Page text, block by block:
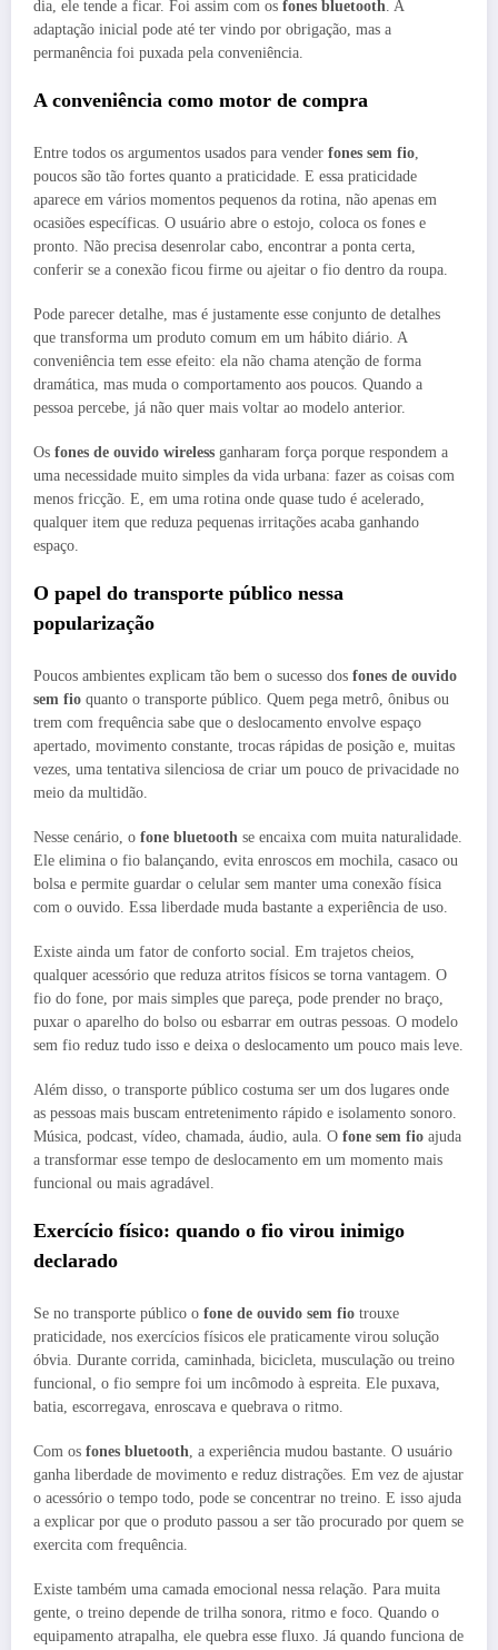
dia, ele tende a ficar. Foi assim com os fones bluetooth . A
adaptação inicial pode até ter vindo por obrigação, mas a
permanência foi puxada pela conveniência.
A conveniência como motor de compra
Entre todos os argumentos usados para vender fones sem fio
poucos são tão fortes quanto a praticidade. E essa praticidade
aparece em vários momentos pequenos da rotina, não apenas em
ocasiões específicas. O usuário abre o estojo, coloca os fones e
pronto. Não precisa desenrolar cabo, encontrar a ponta certa,
conferir se a conexão ficou firme ou ajeitar o fio dentro da roupa.
Pode parecer detalhe, mas é justamente esse conjunto de detalhes
que transforma um produto comum em um hábito diário. A
conveniência tem esse efeito: ela não chama atenção de forma
dramática, mas muda o comportamento aos poucos. Quando a
pessoa percebe, já não quer mais voltar ao modelo anterior.
Os fones de ouvido wireless ganharam força porque respondem a
uma necessidade muito simples da vida urbana: fazer as coisas com
menos fricção. E, em uma rotina onde quase tudo é acelerado,
qualquer item que reduza pequenas irritações acaba ganhando
espaço.
O papel do transporte público nessa
popularização
Poucos ambientes explicam tão bem o sucesso dos fones de ouvido
sem fio quanto o transporte público. Quem pega metrô, ônibus ou
trem com frequência sabe que o deslocamento envolve espaço
apertado, movimento constante, trocas rápidas de posição e, muitas
vezes, uma tentativa silenciosa de criar um pouco de privacidade no
meio da multidão.
Nesse cenário, o fone bluetooth se encaixa com muita naturalidade.
Ele elimina o fio balançando, evita enroscos em mochila, casaco ou
bolsa e permite guardar o celular sem manter uma conexão física
com o ouvido. Essa liberdade muda bastante a experiência de uso.
Existe ainda um fator de conforto social. Em trajetos cheios,
qualquer acessório que reduza atritos físicos se torna vantagem. O
fio do fone, por mais simples que pareça, pode prender no braço,
puxar o aparelho do bolso ou esbarrar em outras pessoas. O modelo
sem fio reduz tudo isso e deixa o deslocamento um pouco mais leve.
Além disso, o transporte público costuma ser um dos lugares onde
as pessoas mais buscam entretenimento rápido e isolamento sonoro.
Música, podcast, vídeo, chamada, áudio, aula. O fone sem fio ajuda
a transformar esse tempo de deslocamento em um momento mais
funcional ou mais agradável.
Exercício físico: quando o fio virou inimigo
declarado
Se no transporte público o fone de ouvido sem fio trouxe
praticidade, nos exercícios físicos ele praticamente virou solução
óbvia. Durante corrida, caminhada, bicicleta, musculação ou treino
funcional, o fio sempre foi um incômodo à espreita. Ele puxava,
batia, escorregava, enroscava e quebrava o ritmo.
Com os fones bluetooth, a experiência mudou bastante. O usuário
ganha liberdade de movimento e reduz distrações. Em vez de ajustar
o acessório o tempo todo, pode se concentrar no treino. E isso ajuda
a explicar por que o produto passou a ser tão procurado por quem se
exercita com frequência.
Existe também uma camada emocional nessa relação. Para muita
gente, o treino depende de trilha sonora, ritmo e foco. Quando o
equipamento atrapalha, ele quebra esse fluxo. Já quando funciona de